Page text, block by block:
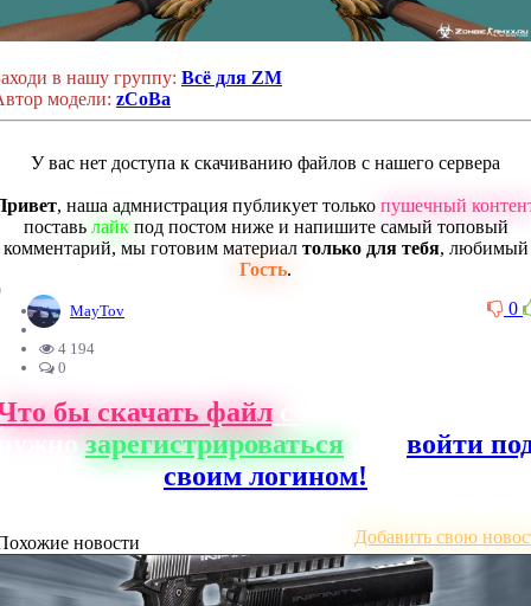
в нашу группу: Всё для ZM
модели: zCoBa
У вас нет доступа к скачиванию файлов с нашего сервера
, наша адмнистрация публикует только пушечный
поставь лайкпод постом ниже и напишите самый топовый
комментарий, мы готовим материал только для тебя, любимый
Гость.
0
MayTov
4 194
0
бы скачать файлс нашего сайта,
зарегистрироваться
войти
своим логином!
новости Добавить свою